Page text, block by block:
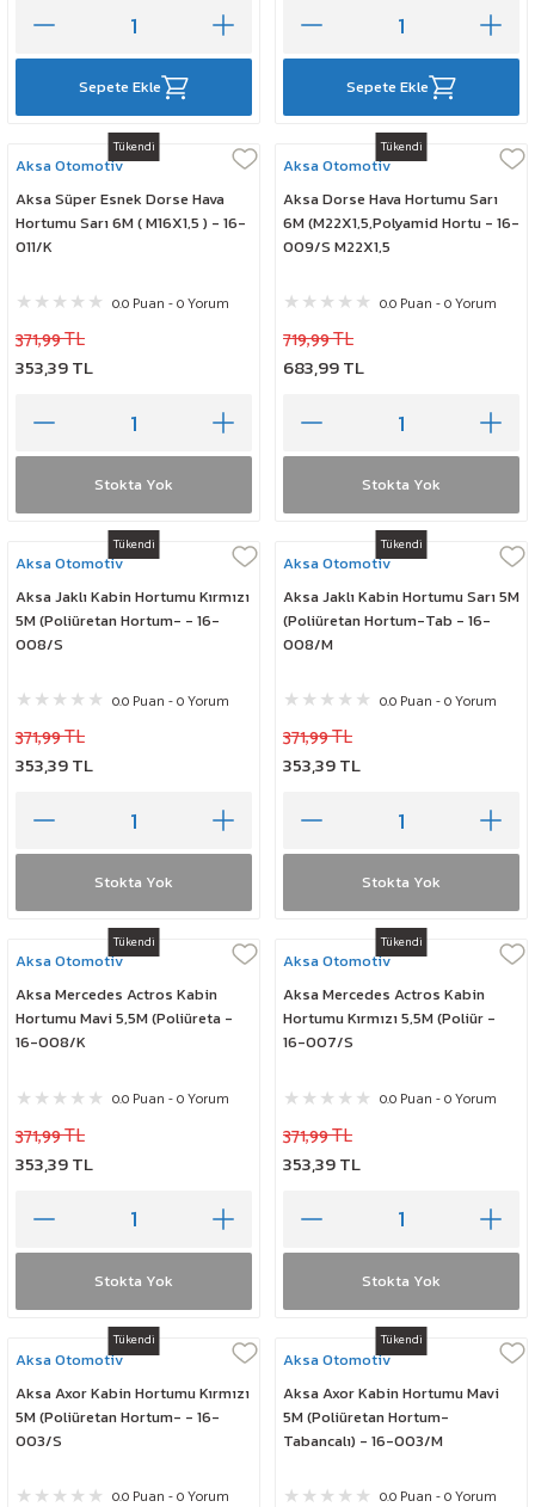
Sepete Ekle Sepete Ekle
Tükendi
Aksa Otomotiv
Aksa Süper Esnek Dorse Hava
Hortumu Sarı 6M ( M16X1,5 ) - 16-
011/K
0.0 Puan - 0 Yorum
371,99 TL
353,39 TL
Stokta Yok
Tükendi
Aksa Otomotiv
Aksa Dorse Hava Hortumu Sarı
6M (M22X1,5,Polyamid Hortu - 16-
009/S M22X1,5
0.0 Puan - 0 Yorum
719,99 TL
683,99 TL
Stokta Yok
Tükendi
Aksa Otomotiv
Aksa Jaklı Kabin Hortumu Kırmızı
5M (Poliüretan Hortum- - 16-
008/S
0.0 Puan - 0 Yorum
371,99 TL
353,39 TL
Stokta Yok
Tükendi
Aksa Otomotiv
Aksa Jaklı Kabin Hortumu Sarı 5M
(Poliüretan Hortum-Tab - 16-
008/M
0.0 Puan - 0 Yorum
371,99 TL
353,39 TL
Stokta Yok
Tükendi
Aksa Otomotiv
Aksa Mercedes Actros Kabin
Hortumu Mavi 5,5M (Poliüreta -
16-008/K
0.0 Puan - 0 Yorum
371,99 TL
353,39 TL
Stokta Yok
Tükendi
Aksa Otomotiv
Aksa Mercedes Actros Kabin
Hortumu Kırmızı 5,5M (Poliür -
16-007/S
0.0 Puan - 0 Yorum
371,99 TL
353,39 TL
Stokta Yok
Tükendi
Aksa Otomotiv
Aksa Axor Kabin Hortumu Kırmızı
5M (Poliüretan Hortum- - 16-
003/S
0.0 Puan - 0 Yorum
Tükendi
Aksa Otomotiv
Aksa Axor Kabin Hortumu Mavi
5M (Poliüretan Hortum-
Tabancalı) - 16-003/M
0.0 Puan - 0 Yorum